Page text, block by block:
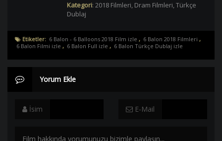
Kategori: 2018 Filmleri, Dram Filmleri,Türkçe
Dublaj
Etiketler: 6 Balon - 6 Balloons 2018 Film izle , 6 Balon 2018 Filmleri ,
6 Balon Filmi izle , 6 Balon Full izle , 6 Balon Türkçe Dublaj izle
Yorum Ekle
İsim E-Mail